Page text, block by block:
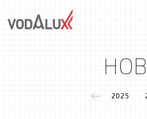
2025